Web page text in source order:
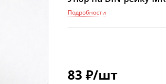
Подробности
83 ₽/шт